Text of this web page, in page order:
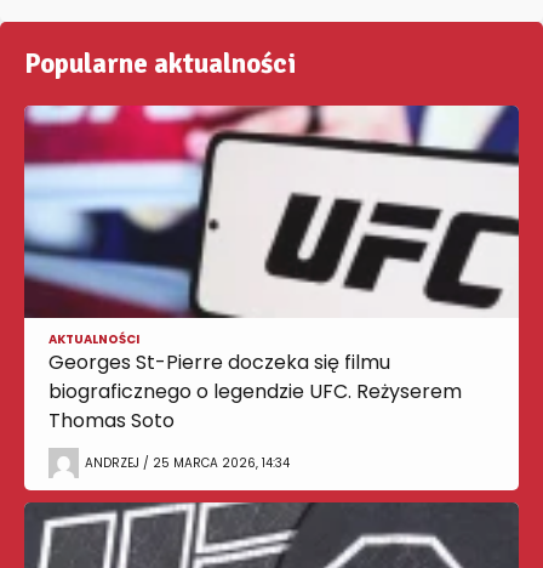
Popularne aktualności
AKTUALNOŚCI
Georges St-Pierre doczeka się filmu
biograficznego o legendzie UFC. Reżyserem
Thomas Soto
ANDRZEJ / 25 MARCA 2026, 14:34